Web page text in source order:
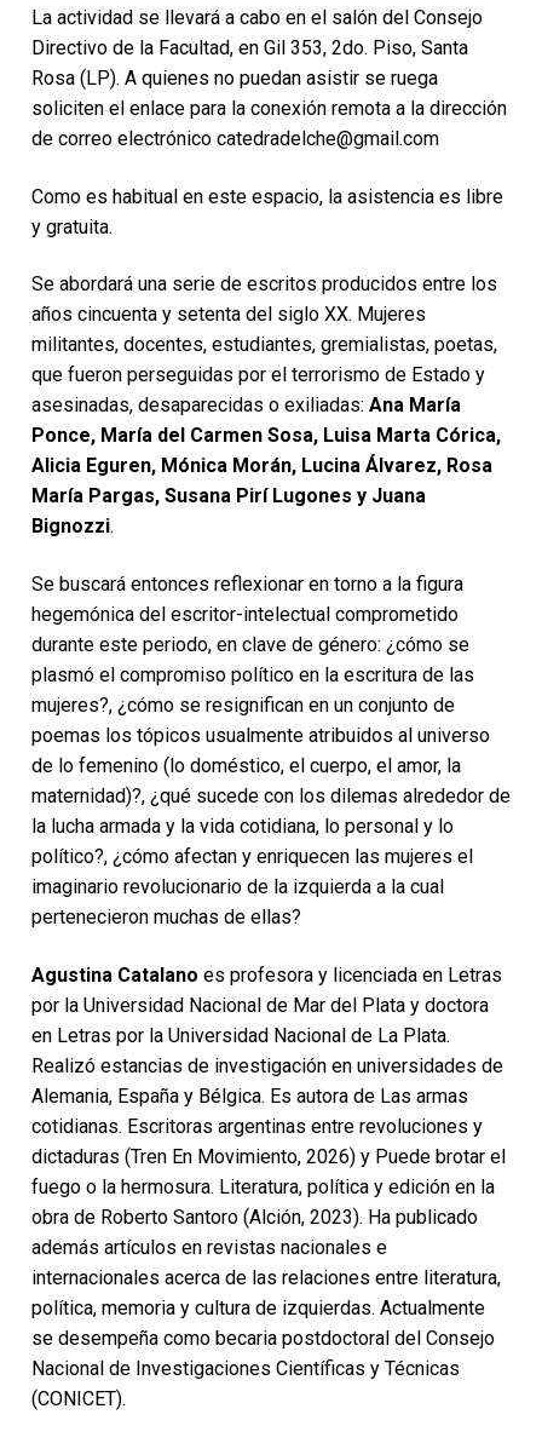
La actividad se llevará a cabo en el salón del Consejo
Directivo de la Facultad, en Gil 353, 2do. Piso, Santa
Rosa (LP). A quienes no puedan asistir se ruega
soliciten el enlace para la conexión remota a la dirección
de correo electrónico catedradelche@gmail.com
Como es habitual en este espacio, la asistencia es libre
y gratuita.
Se abordará una serie de escritos producidos entre los
años cincuenta y setenta del siglo XX. Mujeres
militantes, docentes, estudiantes, gremialistas, poetas,
que fueron perseguidas por el terrorismo de Estado y
asesinadas, desaparecidas o exiliadas: Ana María
Ponce, María del Carmen Sosa, Luisa Marta Córica,
Alicia Eguren, Mónica Morán, Lucina Álvarez, Rosa
María Pargas, Susana Pirí Lugones y Juana
Bignozzi.
Se buscará entonces reflexionar en torno a la figura
hegemónica del escritor-intelectual comprometido
durante este periodo, en clave de género: ¿cómo se
plasmó el compromiso político en la escritura de las
mujeres?, ¿cómo se resignifican en un conjunto de
poemas los tópicos usualmente atribuidos al universo
de lo femenino (lo doméstico, el cuerpo, el amor, la
maternidad)?, ¿qué sucede con los dilemas alrededor de
la lucha armada y la vida cotidiana, lo personal y lo
político?, ¿cómo afectan y enriquecen las mujeres el
imaginario revolucionario de la izquierda a la cual
pertenecieron muchas de ellas?
Agustina Catalano es profesora y licenciada en Letras
por la Universidad Nacional de Mar del Plata y doctora
en Letras por la Universidad Nacional de La Plata.
Realizó estancias de investigación en universidades de
Alemania, España y Bélgica. Es autora de Las armas
cotidianas. Escritoras argentinas entre revoluciones y
dictaduras (Tren En Movimiento, 2026) y Puede brotar el
fuego o la hermosura. Literatura, política y edición en la
obra de Roberto Santoro (Alción, 2023). Ha publicado
además artículos en revistas nacionales e
internacionales acerca de las relaciones entre literatura,
política, memoria y cultura de izquierdas. Actualmente
se desempeña como becaria postdoctoral del Consejo
Nacional de Investigaciones Científicas y Técnicas
(CONICET).